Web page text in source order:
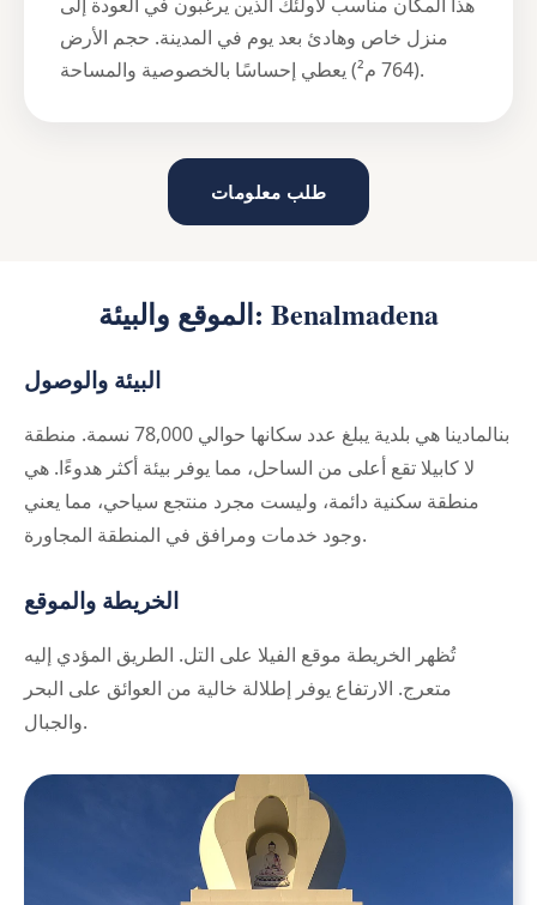
منزل خاص وهادئ بعد يوم في المدينة. حجم الأرض
(764 م²) يعطي إحساسًا بالخصوصية والمساحة.
طلب معلومات
الموقع والبيئة: Benalmadena
البيئة والوصول
بنالمادينا هي بلدية يبلغ عدد سكانها حوالي 78,000 نسمة. منطقة
لا كابيلا تقع أعلى من الساحل، مما يوفر بيئة أكثر هدوءًا. هي
منطقة سكنية دائمة، وليست مجرد منتجع سياحي، مما يعني
وجود خدمات ومرافق في المنطقة المجاورة.
الخريطة والموقع
تُظهر الخريطة موقع الفيلا على التل. الطريق المؤدي إليه
متعرج. الارتفاع يوفر إطلالة خالية من العوائق على البحر
والجبال.